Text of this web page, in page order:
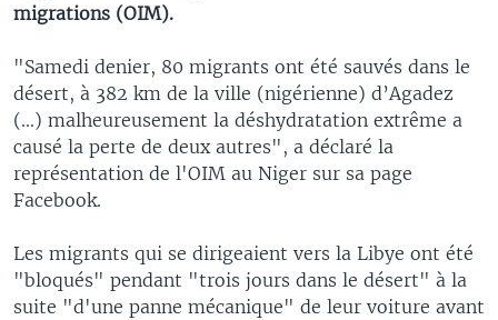
migrations (OIM).
"Samedi denier, 80 migrants ont été sauvés dans le
désert, à 382 km de la ville (nigérienne) d’Agadez
(...) malheureusement la déshydratation extrême a
causé la perte de deux autres", a déclaré la
représentation de l'OIM au Niger sur sa page
Facebook.
Les migrants qui se dirigeaient vers la Libye ont été
"bloqués" pendant "trois jours dans le désert" à la
suite "d'une panne mécanique" de leur voiture avant